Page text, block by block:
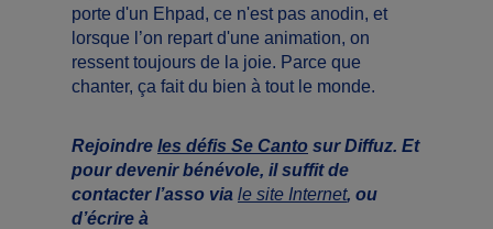
porte d'un Ehpad, ce n'est pas anodin, et
lorsque l’on repart d'une animation, on
ressent toujours de la joie. Parce que
chanter, ça fait du bien à tout le monde.
Rejoindre les défis Se Canto sur Diffuz. Et
pour devenir bénévole, il suffit de
contacter l’asso via le site Internet, ou
d’écrire à